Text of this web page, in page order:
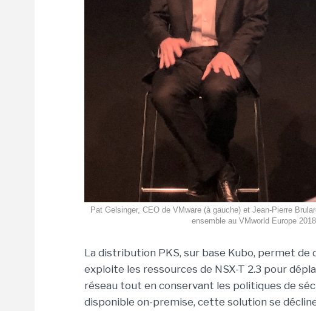
Pat Gelsinger, CEO de VMware (à gauche) et Jean-Pierre
ensemble au VMworld Europe
La distribution PKS, sur base Kubo, permet
exploite les ressources de NSX-T 2.3 pour
réseau tout en conservant les politiques de
disponible on-premise, cette solution se